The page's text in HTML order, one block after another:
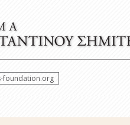
foundation.org